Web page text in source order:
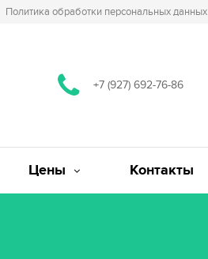
Политика обработки персональных данных
+7 (927) 692-76-86
Цены Контакты